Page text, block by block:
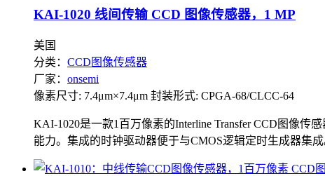
KAI-1020 线间传输 CCD 图像传感器，1 MP
美国
分类： CCD图像传感器
厂家： onsemi
像素尺寸: 7.4μm×7.4μm 封装形式: CPGA-68/CLCC-64
KAI-1020是一款1百万像素的Interline Transfer CCD图像
能力。集成的时钟驱动器便于与CMOS逻辑定时生成器集